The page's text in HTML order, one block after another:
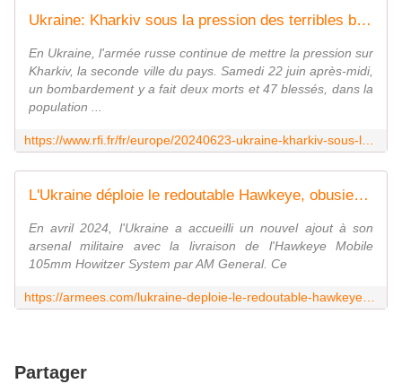
Ukraine: Kharkiv sous la pression des terribles bombes planantes russes
En Ukraine, l'armée russe continue de mettre la pression sur
Kharkiv, la seconde ville du pays. Samedi 22 juin après-midi,
un bombardement y a fait deux morts et 47 blessés, dans la
population ...
L'Ukraine déploie le redoutable Hawkeye, obusier mobile de 105 mm, pour des tests de combat
En avril 2024, l'Ukraine a accueilli un nouvel ajout à son
arsenal militaire avec la livraison de l'Hawkeye Mobile
105mm Howitzer System par AM General. Ce
Partager